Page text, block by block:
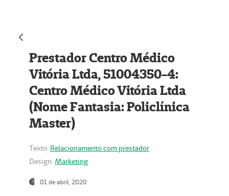
Prestador Centro Médico
Vitória Ltda, 51004350-4:
Centro Médico Vitória Ltda
(Nome Fantasia: Policlínica
Master)
Texto: Relacionamento com prestador
Design: Marketing
01 de abril, 2020